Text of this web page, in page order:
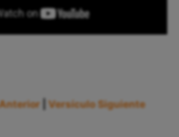
Versículo Siguiente